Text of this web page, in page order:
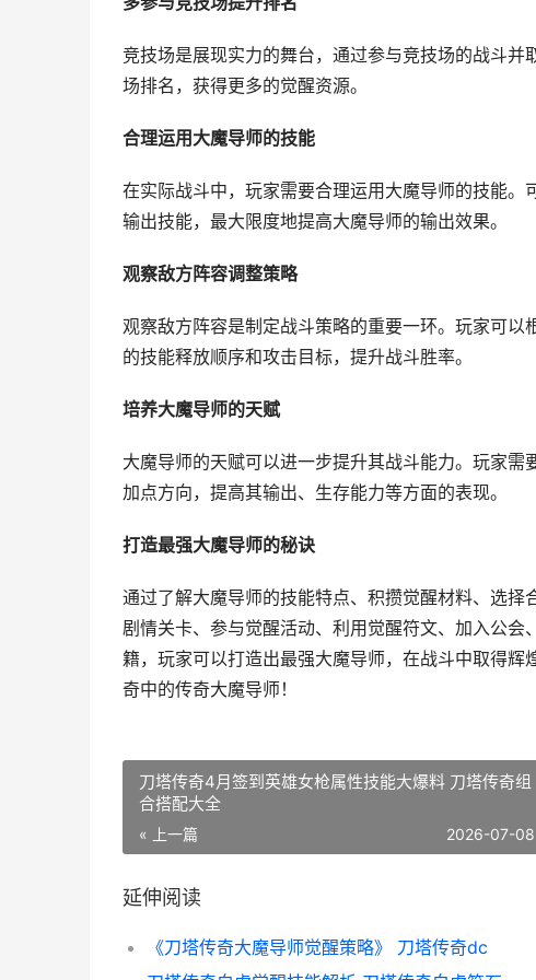
竞技场是展现实力的舞台，通过参与竞技场的战斗
场排名，获得更多的觉醒资源。
合理运用大魔导师的技能
在实际战斗中，玩家需要合理运用大魔导师的技能
输出技能，最大限度地提高大魔导师的输出效果。
观察敌方阵容调整策略
观察敌方阵容是制定战斗策略的重要一环。玩家可
的技能释放顺序和攻击目标，提升战斗胜率。
培养大魔导师的天赋
大魔导师的天赋可以进一步提升其战斗能力。玩家
加点方向，提高其输出、生存能力等方面的表现。
打造最强大魔导师的秘诀
通过了解大魔导师的技能特点、积攒觉醒材料、选
剧情关卡、参与觉醒活动、利用觉醒符文、加入公
籍，玩家可以打造出最强大魔导师，在战斗中取得
奇中的传奇大魔导师！
刀塔传奇4月签到英雄女枪属性技能大爆料 刀塔传奇组
合搭配大全
« 上一篇 2026-07-08
延伸阅读
《刀塔传奇大魔导师觉醒策略》 刀塔传奇dc